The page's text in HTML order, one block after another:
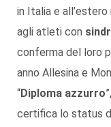
in Italia e
agli atleti con
conferma del loro
anno Allesina e
“Diploma azzurro
certifica lo status